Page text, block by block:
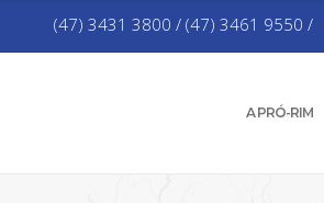
(47) 3431 3800 / (47) 3461 9550 /
A PRÓ-RIM